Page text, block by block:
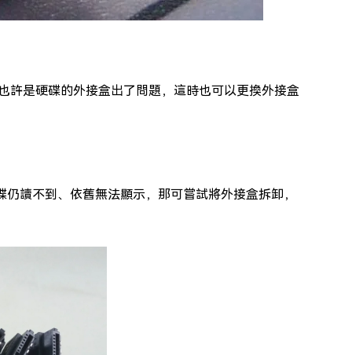
許是硬碟的外接盒出了問題，這時也可以更換外接盒
讀不到、依舊無法顯示，那可嘗試將外接盒拆卸，